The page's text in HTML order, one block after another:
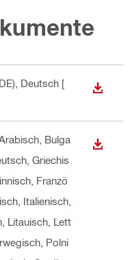
, Deutsch [
Arabisch, Bulga
Griechis
Franzö
Italienisch,
Litauisch, Lett
Polni